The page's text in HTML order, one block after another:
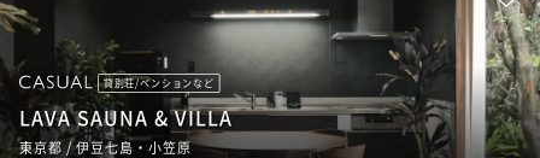
貸別荘/ペンションなど
LAVA SAUNA & VILLA
東京都 / 伊豆七島・小笠原